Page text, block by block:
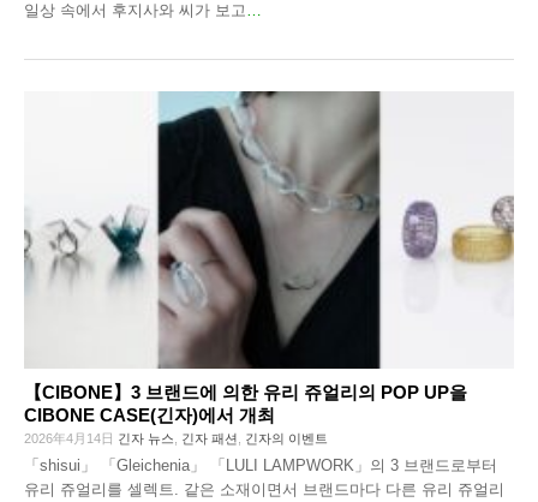
일상 속에서 후지사와 씨가 보고…
【CIBONE】3 브랜드에 의한 유리 쥬얼리의 POP UP을
CIBONE CASE(긴자)에서 개최
2026年4月14日 긴자 뉴스 긴자 패션 긴자의 이벤트
「shisui」 「Gleichenia」 「LULI LAMPWORK」의 3 브랜드로부터
유리 쥬얼리를 셀렉트. 같은 소재이면서 브랜드마다 다른 유리 쥬얼리